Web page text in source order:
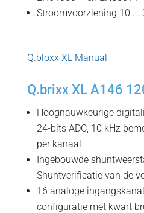
Stroomvoorziening 10 ...
Q.bloxx XL Manual
Q.brixx XL A146
Hoognauwkeurige
24-bits ADC, 10 kHz
per kanaal
Ingebouwde
Shuntverificatie van de
16 analoge
configuratie met kwart